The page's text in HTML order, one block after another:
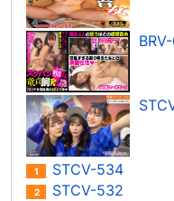
1 STCV-534
2 STCV-532